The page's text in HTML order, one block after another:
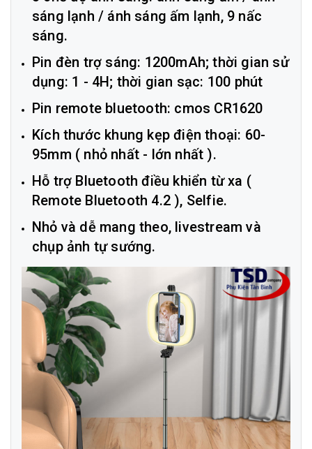
sáng lạnh / ánh sáng ấm lạnh, 9 nấc
sáng.
Pin đèn trợ sáng: 1200mAh; thời gian sử
dụng: 1 - 4H; thời gian sạc: 100 phút
Pin remote bluetooth: cmos CR1620
Kích thước khung kẹp điện thoại: 60-
95mm ( nhỏ nhất - lớn nhất ).
Hỗ trợ Bluetooth điều khiển từ xa (
Remote Bluetooth 4.2 ), Selfie.
Nhỏ và dễ mang theo, livestream và
chụp ảnh tự sướng.